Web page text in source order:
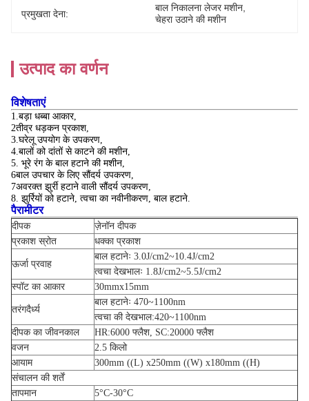
प्रमुखता देना:
बाल निकालना लेजर मशीन
चेहरा उठाने की मशीन
उत्पाद का वर्णन
विशेषताएं
1.बड़ा धब्बा आकार,
2तीव्र धड़कन प्रकाश,
3.घरेलू उपयोग के उपकरण,
4.बालों को दांतों से काटने की मशीन,
5. भूरे रंग के बाल हटाने की मशीन,
6बाल उपचार के लिए सौंदर्य उपकरण,
7अवरक्त झुर्री हटाने वाली सौंदर्य उपकरण,
8. झुर्रियों को हटाने, त्वचा का नवीनीकरण, बाल हटाने.
पैरामीटर
दीपक
ज़ेनॉन दीपक
प्रकाश स्रोत
धक्का प्रकाश
ऊर्जा प्रवाह
बाल हटानेः 3.0J/cm2~10.4J/cm2
त्वचा देखभालः 1.8J/cm2~5.5J/cm2
स्पॉट का आकार
30mmx15mm
तरंगदैर्ध्य
बाल हटानेः 470~1100nm
त्वचा की देखभाल:420~1100nm
दीपक का जीवनकाल
HR:6000 फ्लैश, SC:20000 फ्लैश
वजन
2.5 किलो
आयाम
300mm ((L) x250mm ((W) x180mm ((H)
संचालन की शर्तें
तापमान
5°C-30°C